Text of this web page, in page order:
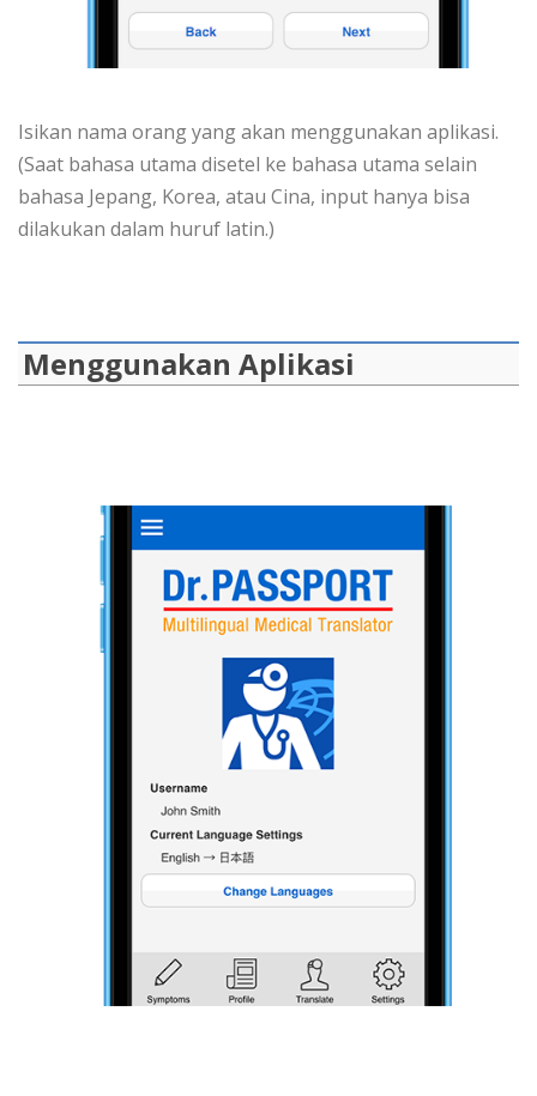
Isikan nama orang yang akan menggunakan aplikasi.
(Saat bahasa utama disetel ke bahasa utama selain
bahasa Jepang, Korea, atau Cina, input hanya bisa
dilakukan dalam huruf latin.)
Menggunakan Aplikasi